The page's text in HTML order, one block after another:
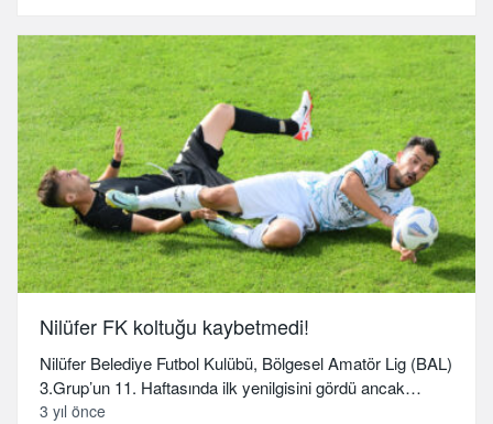
Nilüfer FK koltuğu kaybetmedi!
Nilüfer Belediye Futbol Kulübü, Bölgesel Amatör Lig (BAL)
3.Grup’un 11. Haftasında ilk yenilgisini gördü ancak…
3 yıl önce